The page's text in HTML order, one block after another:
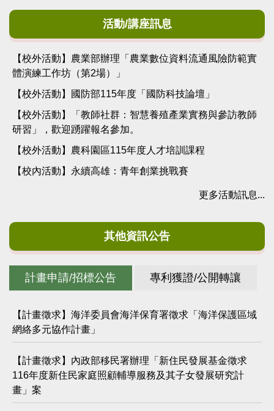
活動/講座訊息
【校外活動】農業部辦理「農業數位資料流通風險防範實
體演練工作坊（第2場）」
【校外活動】國防部115年度「國防科技論壇」
【校外活動】「教師社群：智慧養殖產業實務與參訪教師
研習」，歡迎踴躍報名參加。
【校外活動】農科園區115年度人才培訓課程
【校內活動】永續高雄：青年創業挑戰賽
更多活動訊息...
其他資訊公告
計畫申請/招標公告 專利獲證/公開轉讓
【計畫徵求】海洋委員會海洋保育署徵求「海洋保護區域
網絡多元協作計畫」
【計畫徵求】內政部移民署辦理「新住民發展基金徵求
116年度新住民家庭照顧輔導服務及其子女發展研究計
畫」案